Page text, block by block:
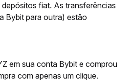
fiat. As transferências
Bybit para outra) estão
em sua conta Bybit e comprou
com apenas um clique.